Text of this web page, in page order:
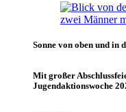
Sonne von oben und in
Mit großer
Jugendaktionswoche